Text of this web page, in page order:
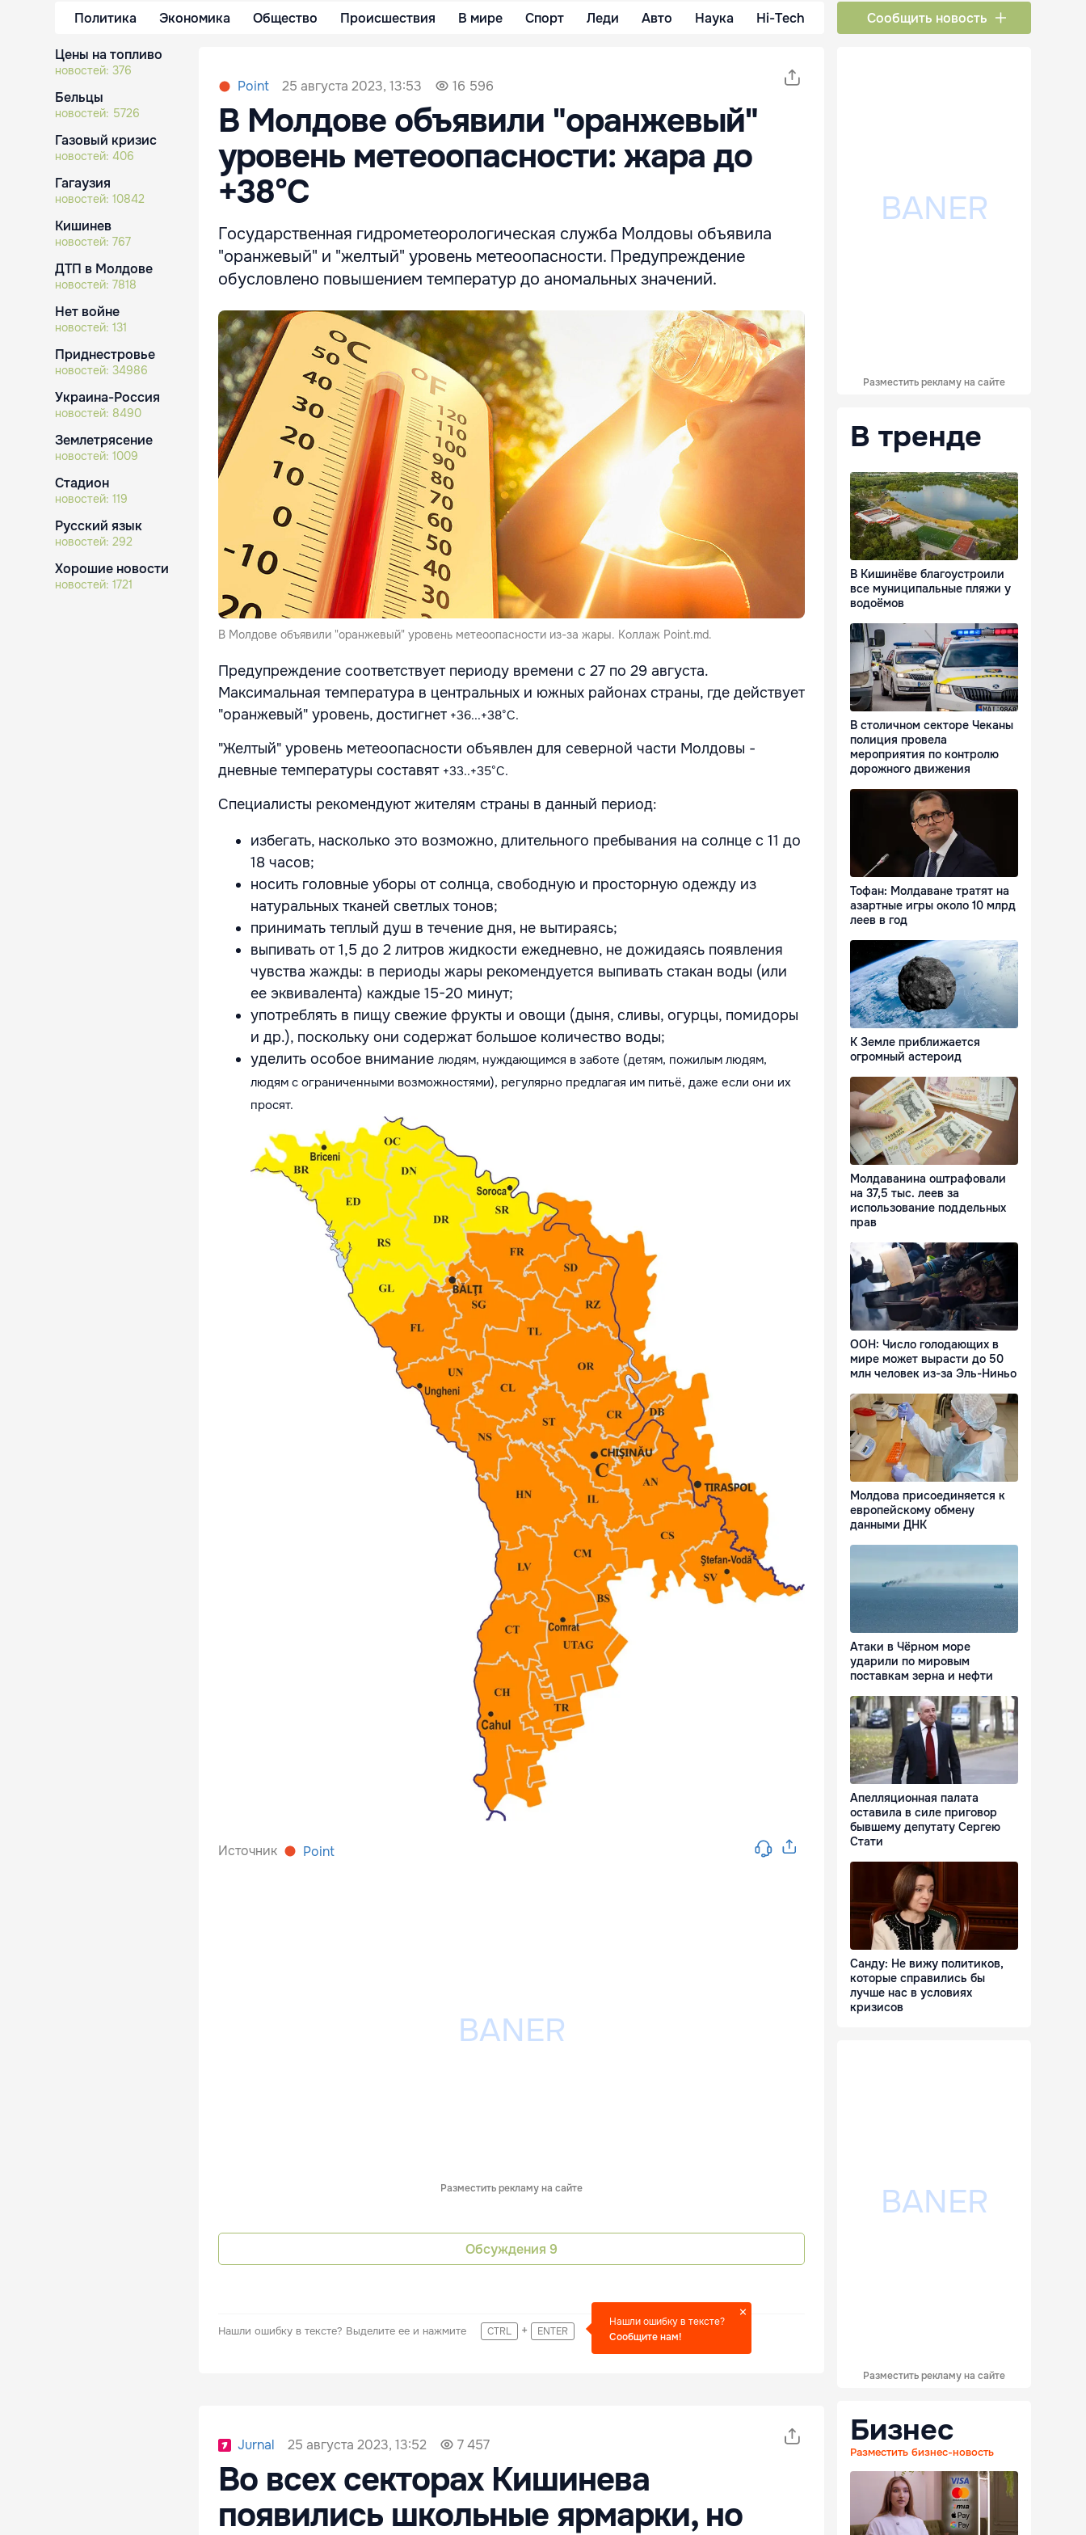
Политика Экономика Общество Происшествия В мире Спорт Леди Авто Наука Hi-Tech Сообщить новость
Цены на топливо
новостей: 376
Бельцы
новостей: 5726
Газовый кризис
новостей: 406
Гагаузия
новостей: 10842
Кишинев
новостей: 767
ДТП в Молдове
новостей: 7818
Нет войне
новостей: 131
Приднестровье
новостей: 34986
Украина-Россия
новостей: 8490
Землетрясение
новостей: 1009
Стадион
новостей: 119
Русский язык
новостей: 292
Хорошие новости
новостей: 1721
Point 25 августа 2023, 13:53 16 596
В Молдове объявили "оранжевый"
уровень метеоопасности: жара до
+38°C
Государственная гидрометеорологическая служба Молдовы объявила
"оранжевый" и "желтый" уровень метеоопасности. Предупреждение
обусловлено повышением температур до аномальных значений.
В Молдове объявили "оранжевый" уровень метеоопасности из-за жары. Коллаж Point.md.
Предупреждение соответствует периоду времени с 27 по 29 августа.
Максимальная температура в центральных и южных районах страны, где действует
"оранжевый" уровень, достигнет +36...+38°С.
"Желтый" уровень метеоопасности объявлен для северной части Молдовы -
дневные температуры составят +33..+35°C.
Специалисты рекомендуют жителям страны в данный период:
избегать, насколько это возможно, длительного пребывания на солнце с 11 до
18 часов;
носить головные уборы от солнца, свободную и просторную одежду из
натуральных тканей светлых тонов;
принимать теплый душ в течение дня, не вытираясь;
выпивать от 1,5 до 2 литров жидкости ежедневно, не дожидаясь появления
чувства жажды: в периоды жары рекомендуется выпивать стакан воды (или
ее эквивалента) каждые 15-20 минут;
употреблять в пищу свежие фрукты и овощи (дыня, сливы, огурцы, помидоры
и др.), поскольку они содержат большое количество воды;
уделить особое внимание людям, нуждающимся в заботе (детям, пожилым людям,
людям с ограниченными возможностями), регулярно предлагая им питьё, даже если они их
просят.
Источник Point
Разместить рекламу на сайте
Обсуждения 9
Нашли ошибку в тексте? Выделите ее и нажмите CTRL + ENTER
Нашли ошибку в тексте?
Сообщите нам!
Jurnal 25 августа 2023, 13:52 7 457
Во всех секторах Кишинева
появились школьные ярмарки, но
Разместить рекламу на сайте
В тренде
В Кишинёве благоустроили
все муниципальные пляжи у
водоёмов
В столичном секторе Чеканы
полиция провела
мероприятия по контролю
дорожного движения
Тофан: Молдаване тратят на
азартные игры около 10 млрд
леев в год
К Земле приближается
огромный астероид
Молдаванина оштрафовали
на 37,5 тыс. леев за
использование поддельных
прав
ООН: Число голодающих в
мире может вырасти до 50
млн человек из-за Эль-Ниньо
Молдова присоединяется к
европейскому обмену
данными ДНК
Атаки в Чёрном море
ударили по мировым
поставкам зерна и нефти
Апелляционная палата
оставила в силе приговор
бывшему депутату Сергею
Стати
Санду: Не вижу политиков,
которые справились бы
лучше нас в условиях
кризисов
Разместить рекламу на сайте
Бизнес
Разместить бизнес-новость